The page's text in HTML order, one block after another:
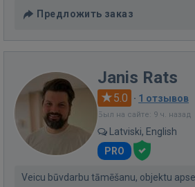
Предложить заказ
Janis Rats
5.0 · 1 отзывов
Был на сайте: 9 ч. назад
Latviski, English
PRO
Veicu būvdarbu tāmēšanu, objektu